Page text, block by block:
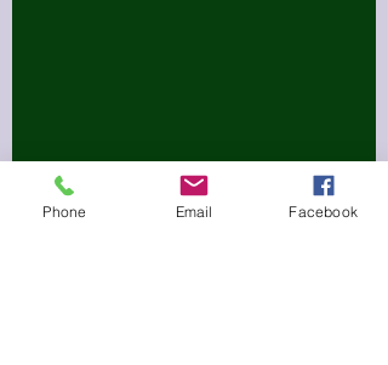
Phone Email Facebook